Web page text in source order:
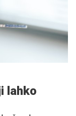
lahko